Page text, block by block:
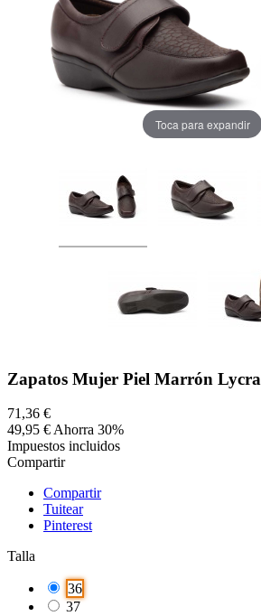
Toca para expandir
Zapatos Mujer Piel Marrón Lycra
71,36 €
49,95 €Ahorra 30%
Impuestos incluidos
Compartir
Compartir
Tuitear
Pinterest
Talla
36
37